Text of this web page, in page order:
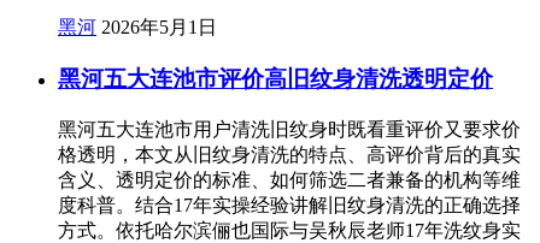
黑河 2026年5月1日
黑河五大连池市评价高旧纹身清洗透明定价
黑河五大连池市用户清洗旧纹身时既看重评价又要求价
格透明，本文从旧纹身清洗的特点、高评价背后的真实
含义、透明定价的标准、如何筛选二者兼备的机构等维
度科普。结合17年实操经验讲解旧纹身清洗的正确选择
方式。依托哈尔滨俪也国际与吴秋辰老师17年洗纹身实